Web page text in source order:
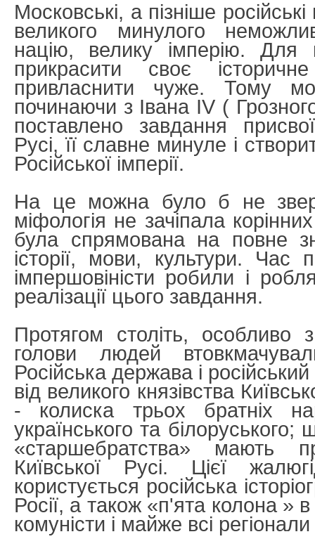
Московські, а пізніше
великого минулого
націю, велику імперію. Для
прикрасити своє
привласнити чуже. Тому
починаючи з Івана IV (
поставлено завдання
Русі, її славне минуле і
Російської імперії.
На це можна було б не
міфологія не зачіпала
була спрямована на повне
історії, мови, культури. Час
імпершовіністи робили і
реалізації цього завдання.
Протягом століть,
голови людей
Російська держава і
від великого князівства
- колиска трьох братніх
українського та
«старшебратства» мають
Київської Русі. Цієї
користується російська
Росії, а також «п'ята колона »
комуністи і майже всі